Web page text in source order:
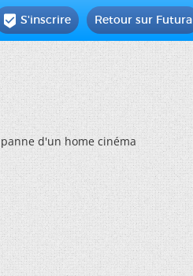
Retour sur Futura
 S'inscrire
panne d'un home cinéma